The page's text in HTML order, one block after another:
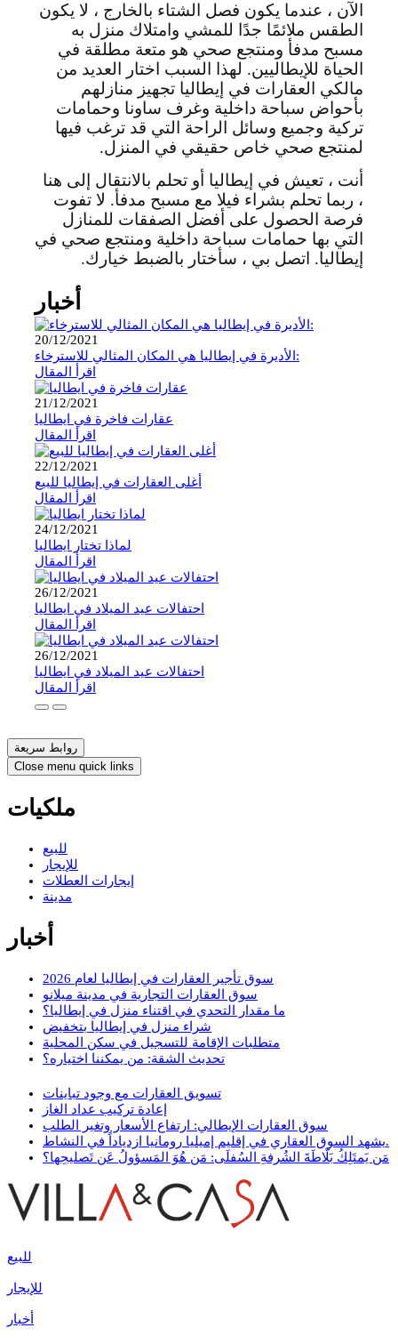
الآن ، عندما يكون فصل الشتاء بالخارج ، لا يكون
الطقس ملائمًا جدًا للمشي وامتلاك منزل به
مسبح مدفأ ومنتجع صحي هو متعة مطلقة في
الحياة للإيطاليين. لهذا السبب اختار العديد من
مالكي العقارات في إيطاليا تجهيز منازلهم
بأحواض سباحة داخلية وغرف ساونا وحمامات
تركية وجميع وسائل الراحة التي قد ترغب فيها
لمنتجع صحي خاص حقيقي في المنزل.
أنت ، تعيش في إيطاليا أو تحلم بالانتقال إلى هنا
، ربما تحلم بشراء فيلا مع مسبح مدفأ. لا تفوت
فرصة الحصول على أفضل الصفقات للمنازل
التي بها حمامات سباحة داخلية ومنتجع صحي في
إيطاليا. اتصل بي ، سأختار بالضبط خيارك.
أخبار
20/12/2021
الأديرة في إيطاليا هي المكان المثالي للاسترخاء:
اقرأ المقال
21/12/2021
عقارات فاخرة في ايطاليا
اقرأ المقال
22/12/2021
أغلى العقارات في إيطاليا للبيع
اقرأ المقال
24/12/2021
لماذا تختار ايطاليا
اقرأ المقال
26/12/2021
احتفالات عيد الميلاد في ايطاليا
اقرأ المقال
26/12/2021
احتفالات عيد الميلاد في ايطاليا
اقرأ المقال
روابط سريعة
Close menu quick links
ملكيات
للبيع
للإيجار
إيجارات العطلات
مدينة
أخبار
سوق تأجير العقارات في إيطاليا لعام 2026
سوق العقارات التجارية في مدينة ميلانو
ما مقدار التحدي في اقتناء منزل في إيطاليا؟
شراء منزل في إيطاليا بتخفيض
متطلبات الإقامة للتسجيل في سكن المحلية
تحديث الشقة: من يمكننا اختياره؟
تسويق العقارات مع وجود تباينات
إعادة تركيب عداد الغاز
سوق العقارات الإيطالي: ارتفاع الأسعار وتغير الطلب
يشهد السوق العقاري في إقليم إميليا رومانيا ازدياداً في النشاط.
مَن يَمتَلِكُ بَلّاطَةَ الشُرفةِ السُفلَى: مَن هُوَ المَسؤولُ عَن تَصليحِها؟
للبيع
للإيجار
أخبار